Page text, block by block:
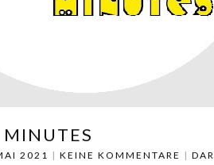
MINUTES
2021 | KEINE KOMMENTARE |